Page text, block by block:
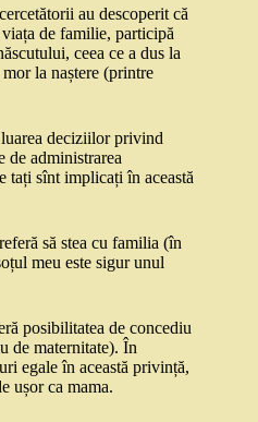
au descoperit că
de familie, participă
ceea ce a dus la
la naștere (printre
deciziilor privind
de administrarea
sînt implicați în această
să stea cu familia (în
meu este sigur unul
posibilitatea de concediu
de maternitate). În
egale în această privință,
ușor ca mama.